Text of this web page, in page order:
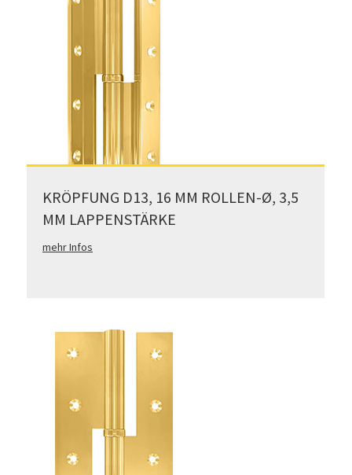
KRÖPFUNG D13, 16 MM ROLLEN-Ø, 3,5
MM LAPPENSTÄRKE
mehr Infos